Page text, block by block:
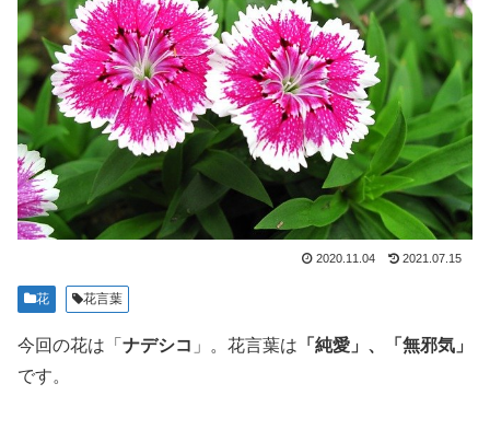
2020.11.04 2021.07.15
花 花言葉
今回の花は「 ナデシコ 」。花言葉は 「純愛」、「無邪気」
です。